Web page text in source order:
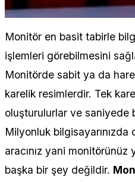
Monitör en basit tabirle
işlemleri görebilmesini
Monitörde sabit ya da
karelik resimlerdir. Tek
oluşturulurlar ve saniyede
Milyonluk
aracınız yani monitörünüz
başka bir şey değildir.